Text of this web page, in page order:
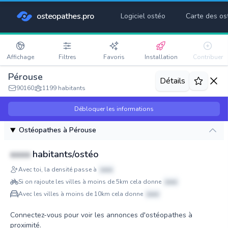
osteopathes.pro Logiciel ostéo Carte des
Affichage Filtres Favoris Installation Contribuer
Pérouse
90160 1199 habitants
Détails
Débloquer les informations
Ostéopathes à Pérouse
xxxx habitants/ostéo
Avec toi, la densité passe à
xxxx
Si on rajoute les villes à moins de 5km cela donne
xxxx
Avec les villes à moins de 10km cela donne
xxxx
Connectez-vous pour voir les annonces d'ostéopathes à
proximité.